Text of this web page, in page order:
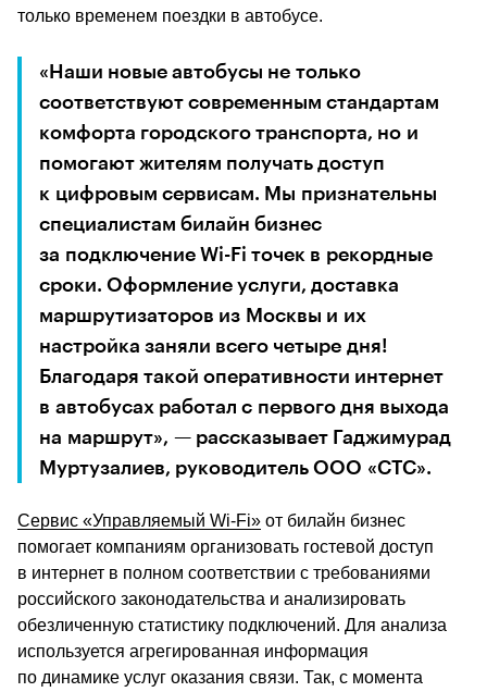
только временем поездки в автобусе.
«Наши новые автобусы не только
соответствуют современным стандартам
комфорта городского транспорта, но и
помогают жителям получать доступ
к цифровым сервисам. Мы признательны
специалистам билайн бизнес
за подключение Wi-Fi точек в рекордные
сроки. Оформление услуги, доставка
маршрутизаторов из Москвы и их
настройка заняли всего четыре дня!
Благодаря такой оперативности интернет
в автобусах работал с первого дня выхода
на маршрут», — рассказывает Гаджимурад
Муртузалиев, руководитель ООО «СТС».
Сервис «Управляемый Wi-Fi» от билайн бизнес
помогает компаниям организовать гостевой доступ
в интернет в полном соответствии с требованиями
российского законодательства и анализировать
обезличенную статистику подключений. Для анализа
используется агрегированная информация
по динамике услуг оказания связи. Так, с момента